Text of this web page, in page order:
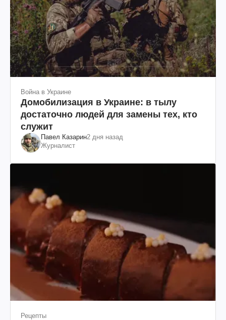
Война в Украине
Домобилизация в Украине: в тылу
достаточно людей для замены тех, кто
служит
Павел Казарин2 дня назад
Журналист
Рецепты